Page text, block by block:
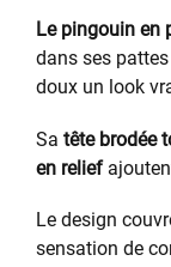
Le pingouin en
dans ses
doux un look
Sa tête brodée
en relief
Le design
sensation de